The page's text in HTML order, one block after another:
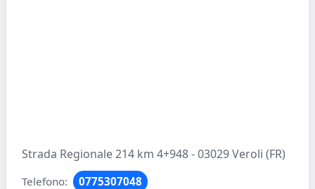
Strada Regionale 214 km 4+948 - 03029 Veroli (FR)
Telefono: 0775307048